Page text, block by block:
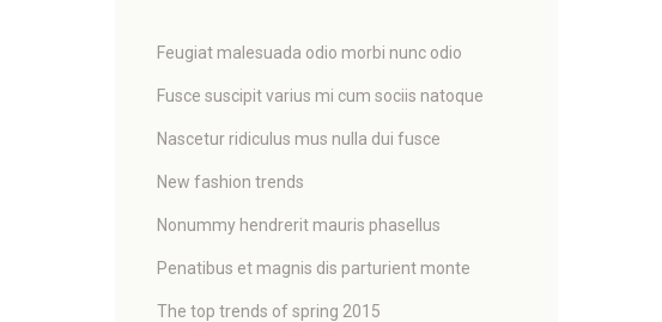
Feugiat malesuada odio morbi nunc odio
Fusce suscipit varius mi cum sociis natoque
Nascetur ridiculus mus nulla dui fusce
New fashion trends
Nonummy hendrerit mauris phasellus
Penatibus et magnis dis parturient monte
The top trends of spring 2015